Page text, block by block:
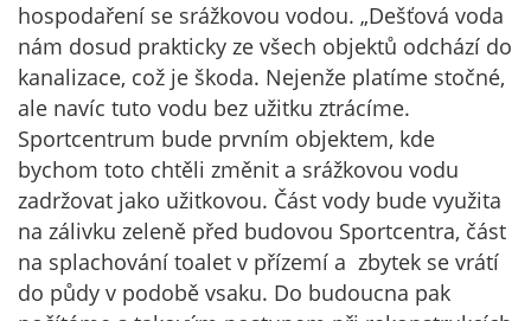
hospodaření se srážkovou vodou. „Dešťová voda
nám dosud prakticky ze všech objektů odchází do
kanalizace, což je škoda. Nejenže platíme stočné,
ale navíc tuto vodu bez užitku ztrácíme.
Sportcentrum bude prvním objektem, kde
bychom toto chtěli změnit a srážkovou vodu
zadržovat jako užitkovou. Část vody bude využita
na zálivku zeleně před budovou Sportcentra, část
na splachování toalet v přízemí a zbytek se vrátí
do půdy v podobě vsaku. Do budoucna pak